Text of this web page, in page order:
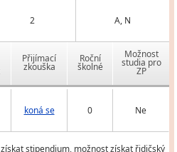
2 A, N
Přijímací
zkouška
Roční
školné
Možnost
studia pro
ZP
koná se 0 Ne
stipendium, možnost získat řidičský